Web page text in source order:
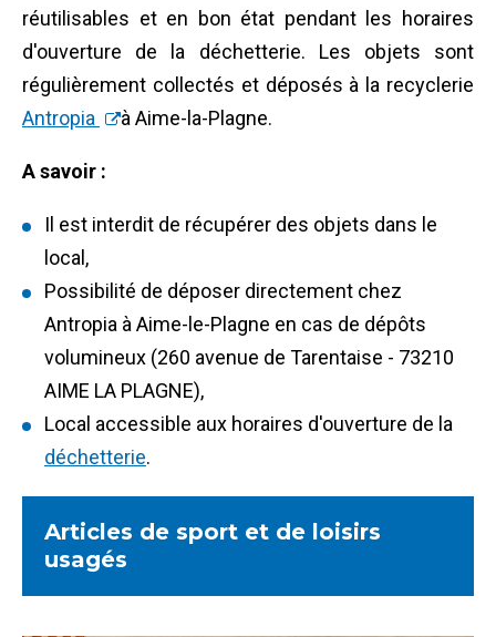
réutilisables et en bon état pendant les horaires
d'ouverture de la déchetterie. Les objets sont
régulièrement collectés et déposés à la recyclerie
Antropia
à Aime-la-Plagne.
A savoir :
Il est interdit de récupérer des objets dans le
local,
Possibilité de déposer directement chez
Antropia à Aime-le-Plagne en cas de dépôts
volumineux (260 avenue de Tarentaise - 73210
AIME LA PLAGNE),
Local accessible aux horaires d'ouverture de la
déchetterie.
Articles de sport et de loisirs
usagés